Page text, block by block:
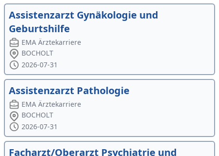
Assistenzarzt Gynäkologie und
Geburtshilfe
EMA Ärztekarriere
BOCHOLT
2026-07-31
Assistenzarzt Pathologie
EMA Ärztekarriere
BOCHOLT
2026-07-31
Facharzt/Oberarzt Psychiatrie und